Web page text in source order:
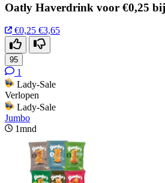
Oatly Haverdrink voor €0,25
€0,25 €3,65
95
1
Lady-Sale
Verlopen
Lady-Sale
Jumbo
1mnd